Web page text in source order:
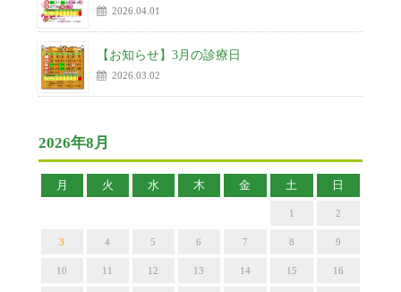
2026.04.01
【お知らせ】3月の診療日
2026.03.02
2026年8月
月 火 水 木 金 土 日
1 2
3 4 5 6 7 8 9
10 11 12 13 14 15 16